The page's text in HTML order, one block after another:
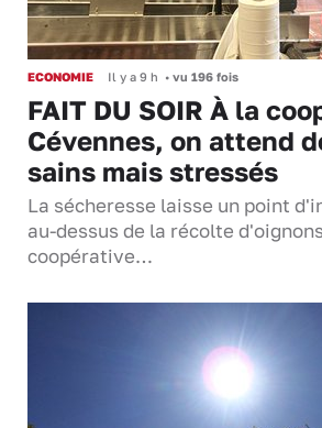
ECONOMIE Il y a 9 h • vu 196 fois
FAIT DU SOIR À la
Cévennes, on attend
sains mais stressés
La sécheresse laisse un point
au-dessus de la récolte
coopérative…